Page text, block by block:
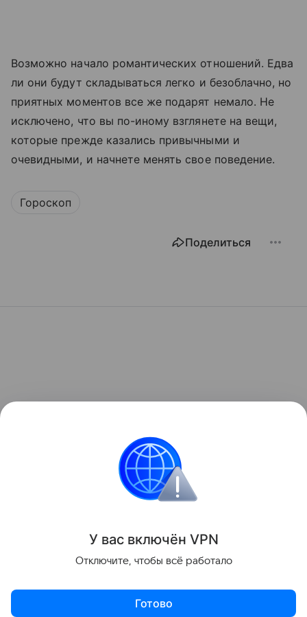
Возможно начало романтических отношений. Едва
ли они будут складываться легко и безоблачно, но
приятных моментов все же подарят немало. Не
исключено, что вы по-иному взглянете на вещи,
которые прежде казались привычными и
очевидными, и начнете менять свое поведение.
Гороскоп
Поделиться
У вас включён VPN
Отключите, чтобы всё работало
Готово